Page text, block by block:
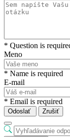
* Question is
Meno
* Name is required
E-mail
* Email is required
Odoslať Zrušiť